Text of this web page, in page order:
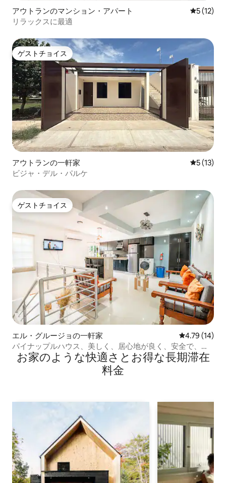
アウトランのマンション・アパート レビュー
5 (12)
リラックスに最適
ゲストチョイス
ゲストチョイス
アウトランの一軒家 レビュー
5 (13)
ビジャ・デル・パルケ
ゲストチョイス
ゲストチョイス
エル・グルージョの一軒家 レビュー14
4.79 (14)
パイナップルハウス、美しく、居心地が良く、安全で、エ
アコン付き。
お家のような快⁠適⁠さ⁠とお⁠得⁠な長⁠期⁠滞⁠在
料⁠金